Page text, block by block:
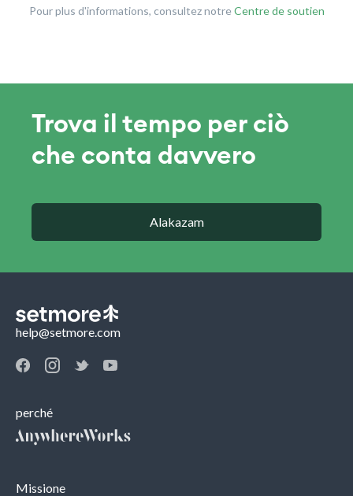
Pour plus d'informations, consultez notreCentre de soutien
Trova il tempo per ciò
che conta davvero
Alakazam
help@setmore.com
perché
Missione